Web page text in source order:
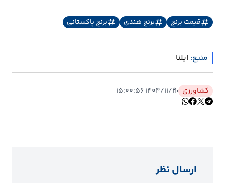
قیمت برنج برنج هندی برنج پاکستانی
منبع: ایلنا
کشاورزی ۱۴۰۴/۱۱/۲۱ ۱۵:۰۰:۵۶
ارسال نظر